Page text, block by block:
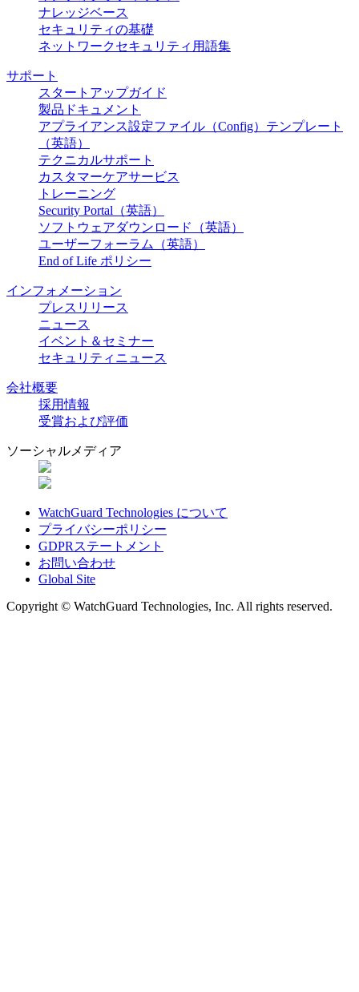
ナレッジベース
セキュリティの基礎
ネットワークセキュリティ用語集
サポート
スタートアップガイド
製品ドキュメント
アプライアンス設定ファイル（Config）テンプレート
（英語）
テクニカルサポート
カスタマーケアサービス
トレーニング
Security Portal（英語）
ソフトウェアダウンロード（英語）
ユーザーフォーラム（英語）
End of Life ポリシー
インフォメーション
プレスリリース
ニュース
イベント＆セミナー
セキュリティニュース
会社概要
採用情報
受賞および評価
ソーシャルメディア
WatchGuard Technologies について
プライバシーポリシー
GDPRステートメント
お問い合わせ
Global Site
Copyright © WatchGuard Technologies, Inc. All rights reserved.